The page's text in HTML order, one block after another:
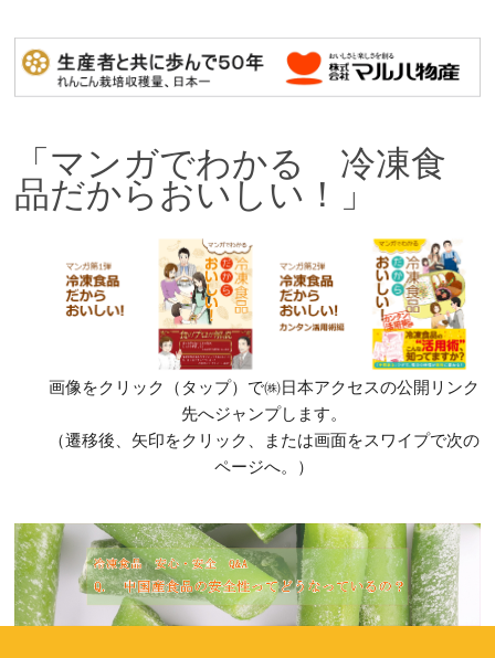
「マンガでわかる 冷凍食
品だからおいしい！」
画像をクリック（タップ）で㈱日本アクセスの公開リンク
先へジャンプします。
（遷移後、矢印をクリック、または画面をスワイプで次の
ページへ。）